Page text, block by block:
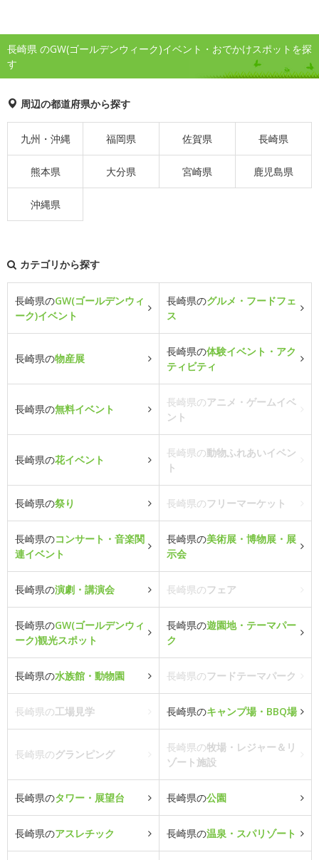
長崎県 のGW(ゴールデンウィーク)イベント・おでかけスポットを探
す
周辺の都道府県から探す
九州・沖縄 福岡県 佐賀県 長崎県
熊本県 大分県 宮崎県 鹿児島県
沖縄県
カテゴリから探す
長崎県のGW(ゴールデンウィ
ーク)イベント
長崎県のグルメ・フードフェ
ス
長崎県の物産展
長崎県の体験イベント・アク
ティビティ
長崎県の無料イベント
長崎県のアニメ・ゲームイベ
ント
長崎県の花イベント
長崎県の動物ふれあいイベン
ト
長崎県の祭り 長崎県のフリーマーケット
長崎県のコンサート・音楽関
連イベント
長崎県の美術展・博物展・展
示会
長崎県の演劇・講演会 長崎県のフェア
長崎県のGW(ゴールデンウィ
ーク)観光スポット
長崎県の遊園地・テーマパー
ク
長崎県の水族館・動物園 長崎県のフードテーマパーク
長崎県の工場見学 長崎県のキャンプ場・BBQ場
長崎県のグランピング
長崎県の牧場・レジャー＆リ
ゾート施設
長崎県のタワー・展望台 長崎県の公園
長崎県のアスレチック 長崎県の温泉・スパリゾート